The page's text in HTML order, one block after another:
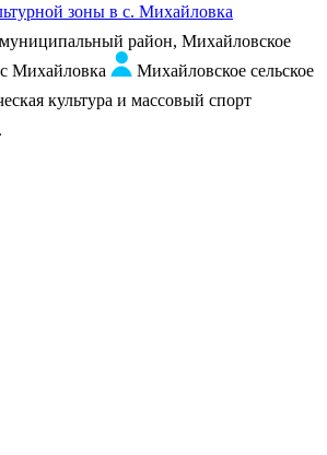
зоны в с. Михайловка
муниципальный район, Михайловское
с Михайловка
Михайловское сельское
культура и массовый спорт